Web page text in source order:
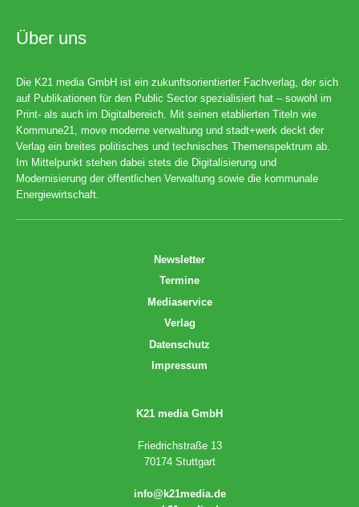
Über uns
Die K21 media GmbH ist ein zukunftsorientierter Fachverlag, der sich
auf Publikationen für den Public Sector spezialisiert hat – sowohl im
Print- als auch im Digitalbereich. Mit seinen etablierten Titeln wie
Kommune21, move moderne verwaltung und stadt+werk deckt der
Verlag ein breites politisches und technisches Themenspektrum ab.
Im Mittelpunkt stehen dabei stets die Digitalisierung und
Modernisierung der öffentlichen Verwaltung sowie die kommunale
Energiewirtschaft.
Newsletter
Termine
Mediaservice
Verlag
Datenschutz
Impressum
K21 media GmbH
Friedrichstraße 13
70174 Stuttgart
info@k21media.de